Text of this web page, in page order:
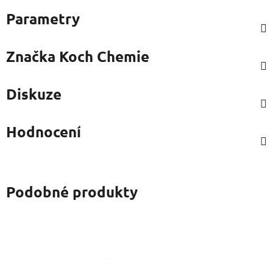
Parametry
Značka Koch Chemie
Diskuze
Hodnocení
Podobné produkty